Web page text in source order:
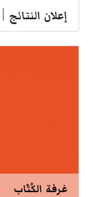
إعلان النتائج
غرفة الكُتّاب